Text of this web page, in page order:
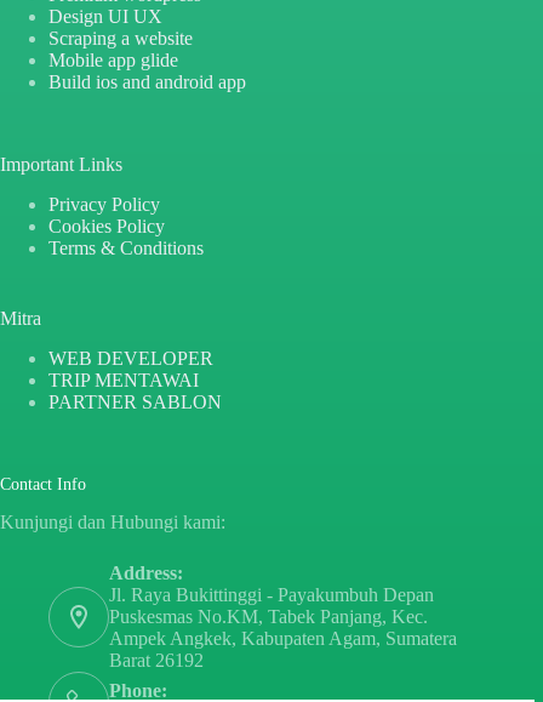
Design UI UX
Scraping a website
Mobile app glide
Build ios and android app
Important Links
Privacy Policy
Cookies Policy
Terms & Conditions
Mitra
WEB DEVELOPER
TRIP MENTAWAI
PARTNER SABLON
Contact Info
Kunjungi dan Hubungi kami:
Address:
Jl. Raya Bukittinggi - Payakumbuh Depan
Puskesmas No.KM, Tabek Panjang, Kec.
Ampek Angkek, Kabupaten Agam, Sumatera
Barat 26192
Phone: